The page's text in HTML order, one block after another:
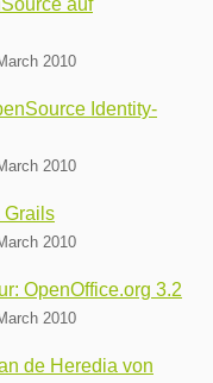
auf
2010
Identity-
2010
Grails
2010
OpenOffice.org 3.2
2010
de Heredia von